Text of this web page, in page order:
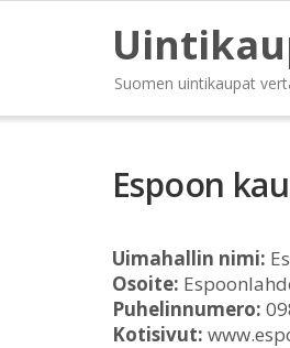
Suomen uintikaupat
Espoon
Uimahallin nimi:
Osoite:
Puhelinnumero:
Kotisivut: